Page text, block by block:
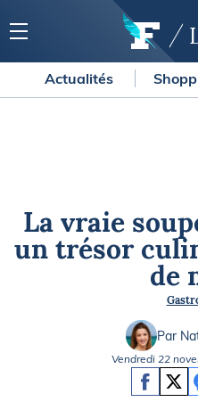
Actualités
La vraie
un trésor
de
Par
Vendredi 22